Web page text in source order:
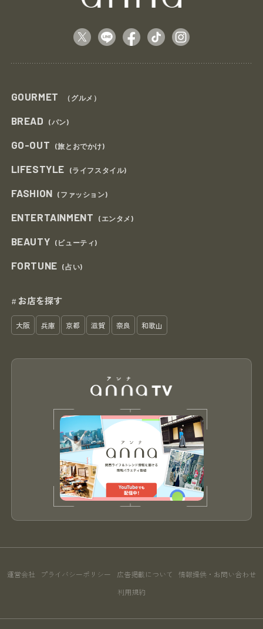
GOURMET （グルメ）
BREAD (パン)
GO-OUT (旅とおでかけ)
LIFESTYLE (ライフスタイル)
FASHION (ファッション)
ENTERTAINMENT (エンタメ)
BEAUTY (ビューティ)
FORTUNE (占い)
# お店を探す
大阪 兵庫 京都 滋賀 奈良 和歌山
運営会社 プライバシーポリシー 広告掲載について 情報提供・お問い合わせ
利用規約